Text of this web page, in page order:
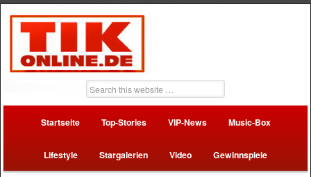
Startseite Top-Stories VIP-News Music-Box
Lifestyle Stargalerien Video Gewinnspiele